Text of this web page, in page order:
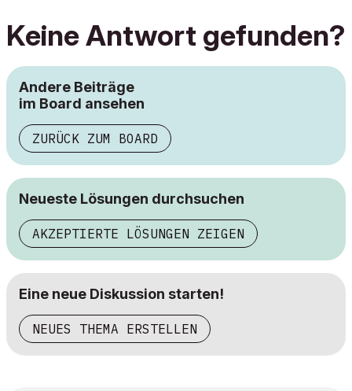
Keine Antwort gefunden?
Andere Beiträge
im Board ansehen
ZURÜCK ZUM BOARD
Neueste Lösungen durchsuchen
AKZEPTIERTE LÖSUNGEN ZEIGEN
Eine neue Diskussion starten!
NEUES THEMA ERSTELLEN